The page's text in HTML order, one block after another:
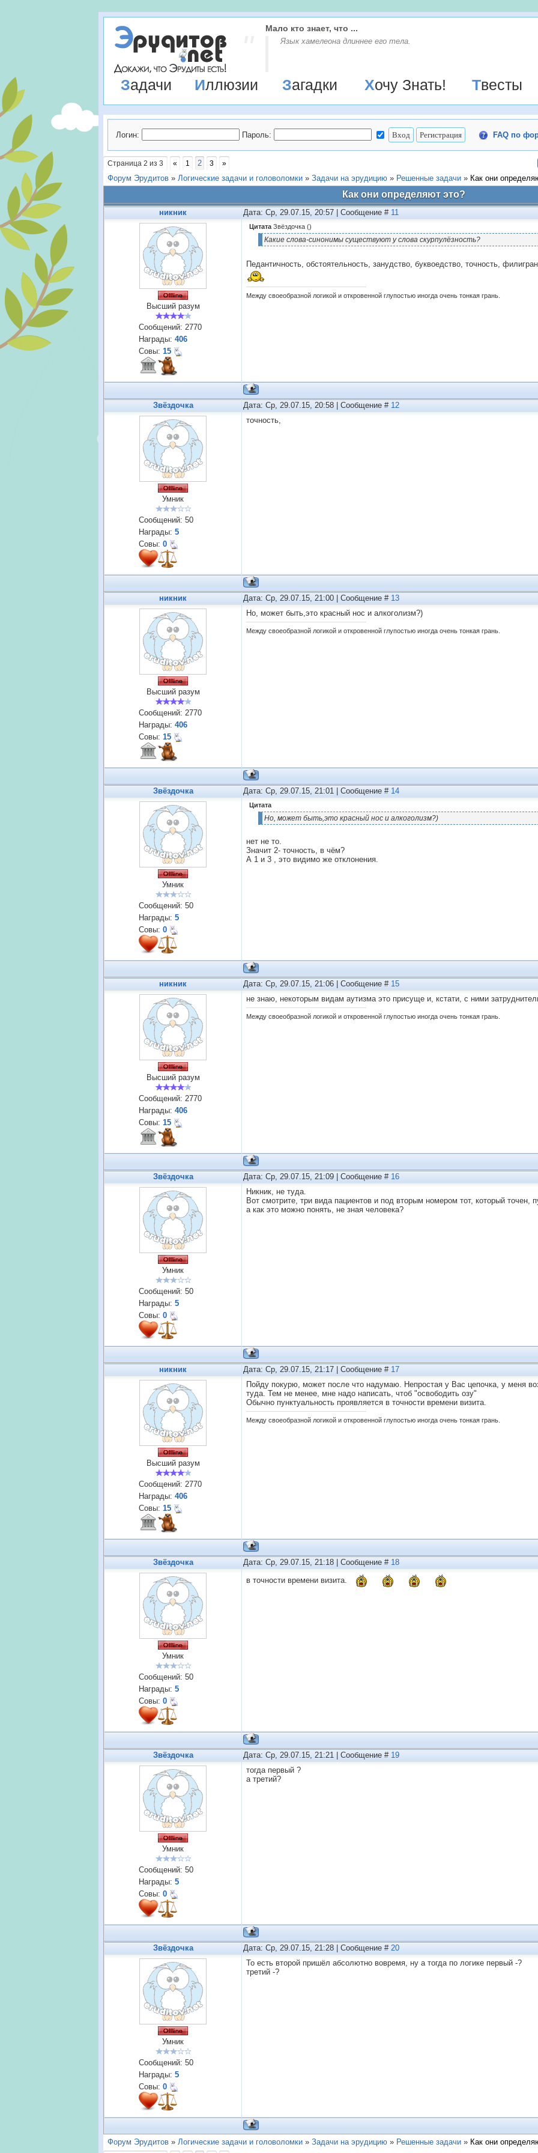
Мало кто знает, что ...
Язык хамелеона длиннее его тела.
Задачи Иллюзии Загадки Хочу Знать! Твесты
Логин: Пароль: FAQ по
Страница 2 из 3 « 1 2 3 »
Форум Эрудитов » Логические задачи и головоломки » Задачи на эрудицию » Решенные задачи » Как они
Как они определяют это?
никник Дата: Ср, 29.07.15, 20:57 | Сообщение # 11
Высший разум
Сообщений: 2770
Награды: 406
Совы: 15
Цитата Звёздочка ()
Какие слова-синонимы существуют у слова скурпулёзность?
Педантичность, обстоятельность, занудство, буквоедство, точность,
Между своеобразной логикой и откровенной глупостью иногда очень тонкая грань.
Звёздочка Дата: Ср, 29.07.15, 20:58 | Сообщение # 12
Умник
Сообщений: 50
Награды: 5
Совы: 0
точность,
никник Дата: Ср, 29.07.15, 21:00 | Сообщение # 13
Высший разум
Сообщений: 2770
Награды: 406
Совы: 15
Но, может быть,это красный нос и алкоголизм?)
Между своеобразной логикой и откровенной глупостью иногда очень тонкая грань.
Звёздочка Дата: Ср, 29.07.15, 21:01 | Сообщение # 14
Умник
Сообщений: 50
Награды: 5
Совы: 0
Цитата
Но, может быть,это красный нос и алкоголизм?)
нет не то.
Значит 2- точность, в чём?
А 1 и 3 , это видимо же отклонения.
никник Дата: Ср, 29.07.15, 21:06 | Сообщение # 15
Высший разум
Сообщений: 2770
Награды: 406
Совы: 15
не знаю, некоторым видам аутизма это присуще и, кстати, с ними
Между своеобразной логикой и откровенной глупостью иногда очень тонкая грань.
Звёздочка Дата: Ср, 29.07.15, 21:09 | Сообщение # 16
Умник
Сообщений: 50
Награды: 5
Совы: 0
Никник, не туда.
Вот смотрите, три вида пациентов и под вторым номером тот, который точен,
а как это можно понять, не зная человека?
никник Дата: Ср, 29.07.15, 21:17 | Сообщение # 17
Высший разум
Сообщений: 2770
Награды: 406
Совы: 15
Пойду покурю, может после что надумаю. Непростая у Вас цепочка, у меня
туда. Тем не менее, мне надо написать, чтоб "освободить озу"
Обычно пунктуальность проявляется в точности времени визита.
Между своеобразной логикой и откровенной глупостью иногда очень тонкая грань.
Звёздочка Дата: Ср, 29.07.15, 21:18 | Сообщение # 18
Умник
Сообщений: 50
Награды: 5
Совы: 0
в точности времени визита.
Звёздочка Дата: Ср, 29.07.15, 21:21 | Сообщение # 19
Умник
Сообщений: 50
Награды: 5
Совы: 0
тогда первый ?
а третий?
Звёздочка Дата: Ср, 29.07.15, 21:28 | Сообщение # 20
Умник
Сообщений: 50
Награды: 5
Совы: 0
То есть второй пришёл абсолютно вовремя, ну а тогда по логике первый -?
третий -?
Форум Эрудитов » Логические задачи и головоломки » Задачи на эрудицию » Решенные задачи » Как они